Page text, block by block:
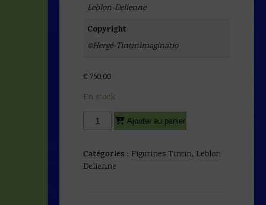
Leblon-Delienne
Copyright
©Hergé-Tintinimaginatio
€ 750,00
En stock
quantité
de
-
Figurine
Ajouter au panier
Catégories : Figurines Tintin, Leblon
Delienne